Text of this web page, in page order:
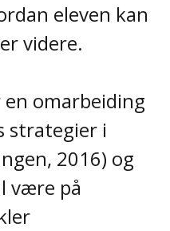
eleven kan
videre.
omarbeiding
strategier i
2016) og
være på